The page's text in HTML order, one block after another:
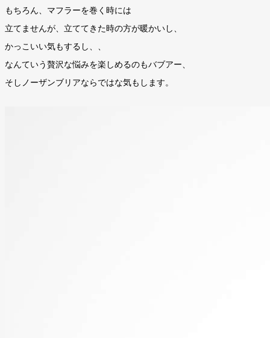
もちろん、マフラーを巻く時には
立てませんが、立ててきた時の方が暖かいし、
かっこいい気もするし、、
なんていう贅沢な悩みを楽しめるのもバブアー、
そしノーザンブリアならではな気もします。